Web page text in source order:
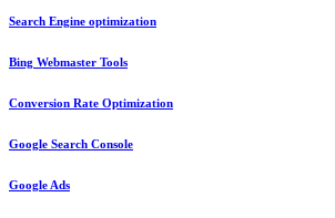
Search Engine optimization
Bing Webmaster Tools
Conversion Rate Optimization
Google Search Console
Google Ads